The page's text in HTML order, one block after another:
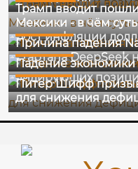
Трамп вводит
Мексики - в чём
рост инфляции
28-01-2025
Причина падения
стартапа DeepSeek
26-12-2024
Падение экономики
лидирующих
18-12-2024
Питер Шифф
для снижения